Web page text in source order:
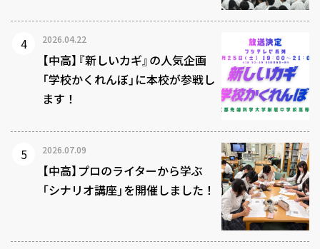
2026.04.22
【中高】『新しいカギ』の人気企画
「学校かくれんぼ」に本校が参戦し
ます！
2026.07.09
【中高】プロのライターから学ぶ
「シナリオ講座」を開催しました！